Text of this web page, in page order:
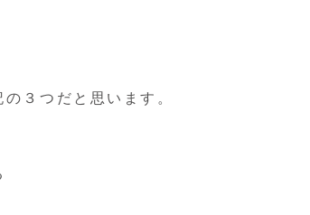
３つだと思います。